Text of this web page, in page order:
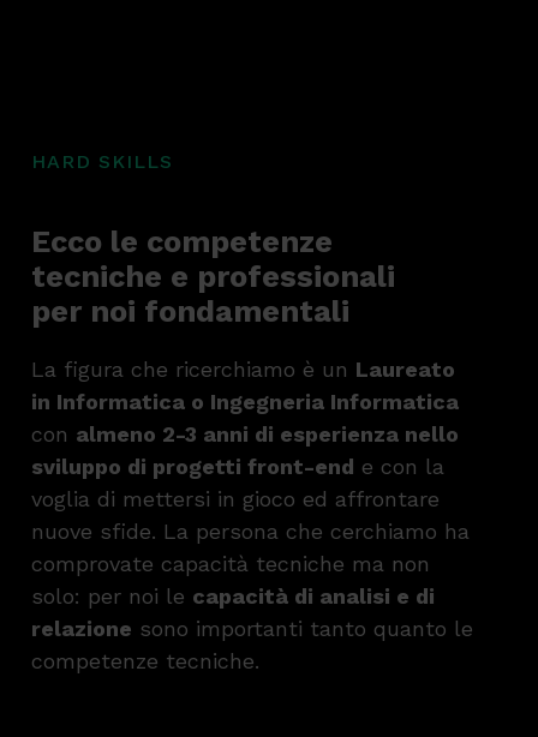
HARD SKILLS
Ecco le competenze
tecniche e professionali
per noi fondamentali
La figura che ricerchiamo è un Laureato
in Informatica o Ingegneria Informatica
con almeno 2-3 anni di esperienza nello
sviluppo di progetti front-end e con la
voglia di mettersi in gioco ed affrontare
nuove sfide. La persona che cerchiamo ha
comprovate capacità tecniche ma non
solo: per noi le capacità di analisi e di
relazione sono importanti tanto quanto le
competenze tecniche.